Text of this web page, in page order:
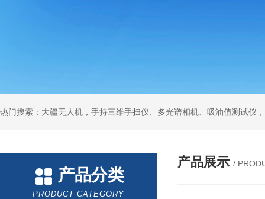
热门搜索：大疆无人机，手持三维手扫仪、多光谱相机、吸油值测试仪
产品分类
PRODUCT CATEGORY
产品展示 /